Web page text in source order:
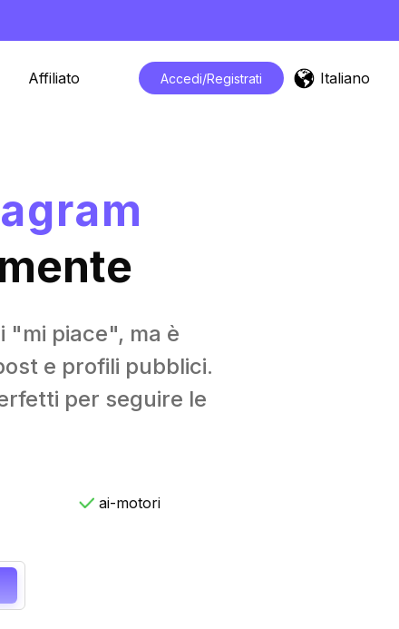
Affiliato Accedi/Registrati Italiano
"mi piace", ma è
e profili pubblici.
per seguire le
ai-motori